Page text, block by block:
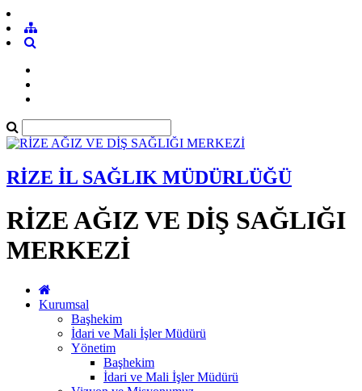
RİZE İL SAĞLIK MÜDÜRLÜĞÜ
RİZE AĞIZ VE DİŞ SAĞLIĞI
MERKEZİ
Kurumsal
Başhekim
İdari ve Mali İşler Müdürü
Yönetim
Başhekim
İdari ve Mali İşler Müdürü